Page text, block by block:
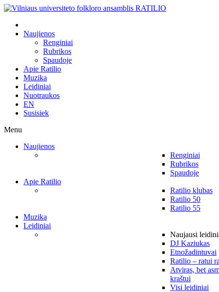
Naujienos
Renginiai
Rubrikos
Spaudoje
Apie Ratilio
Muzika
Leidiniai
Nuotraukos
EN
Susisiek
Menu
Naujienos
Renginiai
Rubrikos
Spaudoje
Apie Ratilio
Ratilio klubas
Ratilio 50
Ratilio 55
Muzika
Leidiniai
Naujausi
DJ Kaziukas
Etnožadintuvai
Ratilio – ratui
Atviras, bet
kraštui
Visi leidiniai